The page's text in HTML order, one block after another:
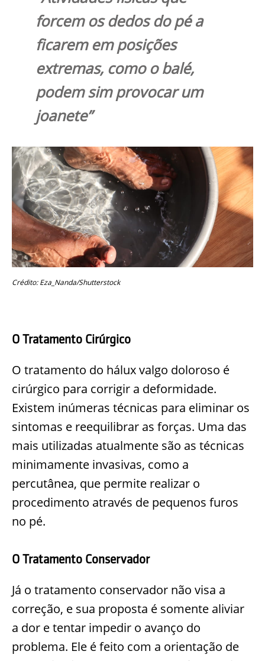
forcem os dedos do pé a
ficarem em posições
extremas, como o balé,
podem sim provocar um
joanete”
Crédito: Eza_Nanda/Shutterstock
O Tratamento Cirúrgico
O tratamento do hálux valgo doloroso é
cirúrgico para corrigir a deformidade.
Existem inúmeras técnicas para eliminar os
sintomas e reequilibrar as forças. Uma das
mais utilizadas atualmente são as técnicas
minimamente invasivas, como a
percutânea, que permite realizar o
procedimento através de pequenos furos
no pé.
O Tratamento Conservador
Já o tratamento conservador não visa a
correção, e sua proposta é somente aliviar
a dor e tentar impedir o avanço do
problema. Ele é feito com a orientação de